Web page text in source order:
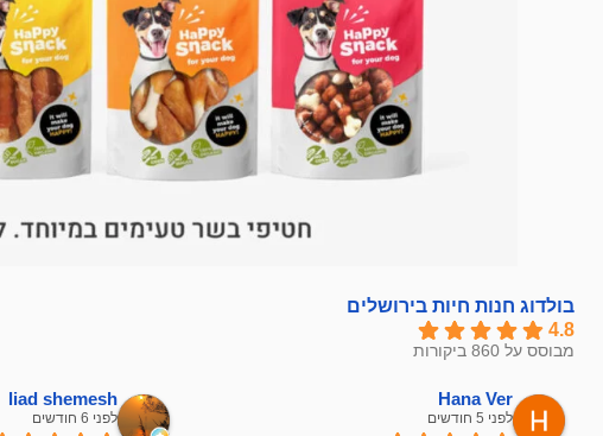
בולדוג חנות חיות בירושלים
4.8
מבוסס על 860 ביקורות
Hana Ver
לפני 5 חודשים
liad shemesh
לפני 6 חודשים